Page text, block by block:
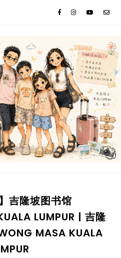
吉隆坡图书馆
LUMPUR | 吉隆
MASA KUALA